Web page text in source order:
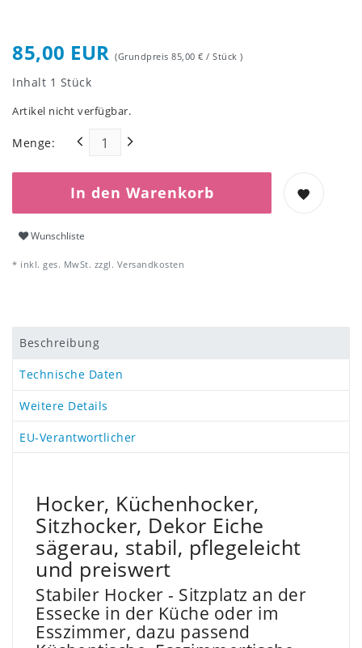
85,00 EUR (Grundpreis 85,00 € / Stück )
Inhalt 1 Stück
Artikel nicht verfügbar.
Menge:
In den Warenkorb
Wunschliste
* inkl. ges. MwSt. zzgl. Versandkosten
Beschreibung
Technische Daten
Weitere Details
EU-Verantwortlicher
Hocker, Küchenhocker,
Sitzhocker, Dekor Eiche
sägerau, stabil, pflegeleicht
und preiswert
Stabiler Hocker - Sitzplatz an der
Essecke in der Küche oder im
Esszimmer, dazu passend